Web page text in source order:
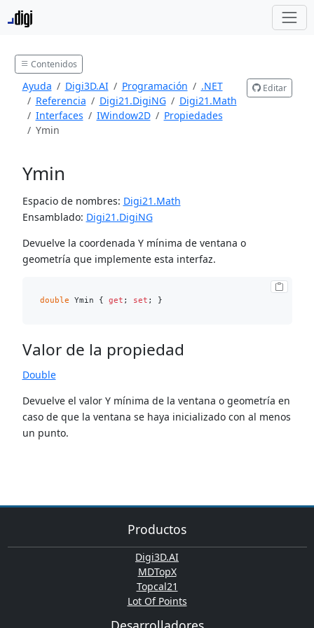
Contenidos
Ayuda Digi3D.AI Programación
.NET
Referencia
Digi21.DigiNG
Digi21.Math
Interfaces
IWindow2D
Propiedades
Ymin
Editar
Ymin
Espacio de nombres: Digi21.Math
Ensamblado: Digi21.DigiNG
Devuelve la coordenada Y mínima de ventana o
geometría que implemente esta interfaz.
double Ymin { get ; set
Valor de la propiedad
Double
Devuelve el valor Y mínima de la ventana o geometría en
caso de que la ventana se haya inicializado con al menos
un punto.
Productos
Digi3D.AI
MDTopX
Topcal21
Lot Of Points